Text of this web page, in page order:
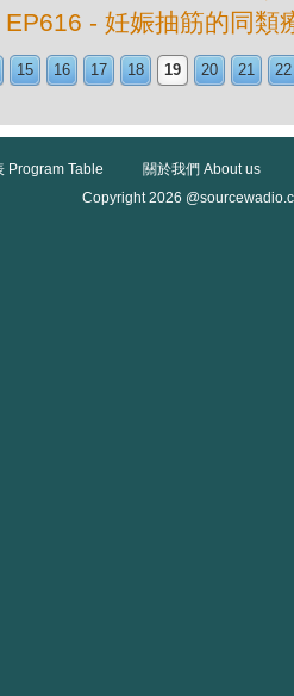
EP616 - 妊娠抽筋的同類
15 16 17 18 19 20 21 22
Program Table
關於我們 About us
Copyright 2026